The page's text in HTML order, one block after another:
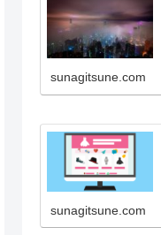
sunagitsune.com
sunagitsune.com